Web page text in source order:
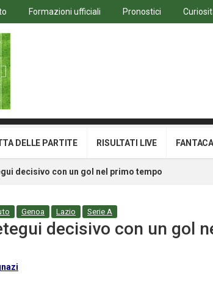
Formazioni ufficiali Pronostici
DELLE PARTITE RISULTATI LIVE
decisivo con un gol nel primo tempo
Genoa Lazio Serie A
decisivo con un gol